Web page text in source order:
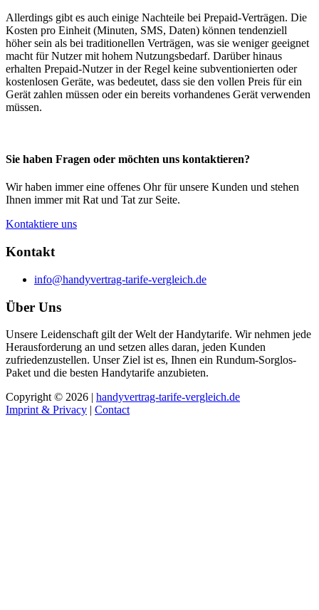
Allerdings gibt es auch einige Nachteile bei Prepaid-Verträgen. Die
Kosten pro Einheit (Minuten, SMS, Daten) können tendenziell
höher sein als bei traditionellen Verträgen, was sie weniger geeignet
macht für Nutzer mit hohem Nutzungsbedarf. Darüber hinaus
erhalten Prepaid-Nutzer in der Regel keine subventionierten oder
kostenlosen Geräte, was bedeutet, dass sie den vollen Preis für ein
Gerät zahlen müssen oder ein bereits vorhandenes Gerät verwenden
müssen.
Sie haben Fragen oder möchten uns kontaktieren?
Wir haben immer eine offenes Ohr für unsere Kunden und stehen
Ihnen immer mit Rat und Tat zur Seite.
Kontaktiere uns
Kontakt
info@handyvertrag-tarife-vergleich.de
Über Uns
Unsere Leidenschaft gilt der Welt der Handytarife. Wir nehmen jede
Herausforderung an und setzen alles daran, jeden Kunden
zufriedenzustellen. Unser Ziel ist es, Ihnen ein Rundum-Sorglos-
Paket und die besten Handytarife anzubieten.
Copyright © 2026 | handyvertrag-tarife-vergleich.de
Imprint & Privacy | Contact